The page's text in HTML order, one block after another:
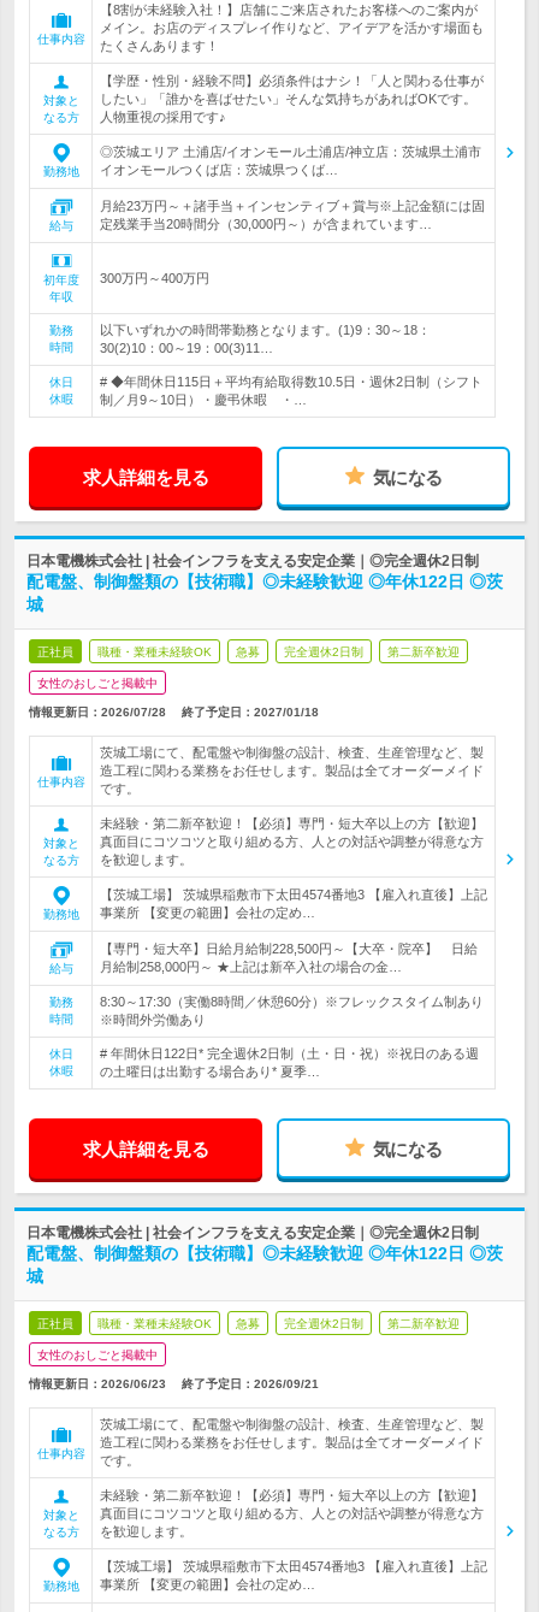
仕事内容
【8割が未経験入社！】店舗にご来店されたお客様へのご案内が
メイン。お店のディスプレイ作りなど、アイデアを活かす場面も
たくさんあります！
対象と
なる方
【学歴・性別・経験不問】必須条件はナシ！「人と関わる仕事が
したい」「誰かを喜ばせたい」そんな気持ちがあればOKです。
人物重視の採用です♪
勤務地
◎茨城エリア 土浦店/イオンモール土浦店/神立店：茨城県土浦市
イオンモールつくば店：茨城県つくば…
給与
月給23万円～＋諸手当＋インセンティブ＋賞与※上記金額には固
定残業手当20時間分（30,000円～）が含まれています…
初年度
年収
300万円～400万円
勤務
時間
以下いずれかの時間帯勤務となります。(1)9：30～18：
30(2)10：00～19：00(3)11…
休日
休暇
# ◆年間休日115日＋平均有給取得数10.5日・週休2日制（シフト
制／月9～10日）・慶弔休暇 ・…
求人詳細を見る 気になる
日本電機株式会社 | 社会インフラを支える安定企業｜◎完全週休2日制
配電盤、制御盤類の【技術職】◎未経験歓迎 ◎年休122日 ◎茨
城
正社員 職種・業種未経験OK 急募 完全週休2日制 第二新卒歓迎
女性のおしごと掲載中
情報更新日：2026/07/28 終了予定日： 2027/01/18
仕事内容
茨城工場にて、配電盤や制御盤の設計、検査、生産管理など、製
造工程に関わる業務をお任せします。製品は全てオーダーメイド
です。
対象と
なる方
未経験・第二新卒歓迎！【必須】専門・短大卒以上の方【歓迎】
真面目にコツコツと取り組める方、人との対話や調整が得意な方
を歓迎します。
勤務地
【茨城工場】 茨城県稲敷市下太田4574番地3 【雇入れ直後】上記
事業所 【変更の範囲】会社の定め…
給与
【専門・短大卒】日給月給制228,500円～【大卒・院卒】 日給
月給制258,000円～ ★上記は新卒入社の場合の金…
勤務
時間
8:30～17:30（実働8時間／休憩60分）※フレックスタイム制あり
※時間外労働あり
休日
休暇
# 年間休日122日* 完全週休2日制（土・日・祝）※祝日のある週
の土曜日は出勤する場合あり* 夏季…
求人詳細を見る 気になる
日本電機株式会社 | 社会インフラを支える安定企業｜◎完全週休2日制
配電盤、制御盤類の【技術職】◎未経験歓迎 ◎年休122日 ◎茨
城
正社員 職種・業種未経験OK 急募 完全週休2日制 第二新卒歓迎
女性のおしごと掲載中
情報更新日：2026/06/23 終了予定日： 2026/09/21
仕事内容
茨城工場にて、配電盤や制御盤の設計、検査、生産管理など、製
造工程に関わる業務をお任せします。製品は全てオーダーメイド
です。
対象と
なる方
未経験・第二新卒歓迎！【必須】専門・短大卒以上の方【歓迎】
真面目にコツコツと取り組める方、人との対話や調整が得意な方
を歓迎します。
勤務地
【茨城工場】 茨城県稲敷市下太田4574番地3 【雇入れ直後】上記
事業所 【変更の範囲】会社の定め…